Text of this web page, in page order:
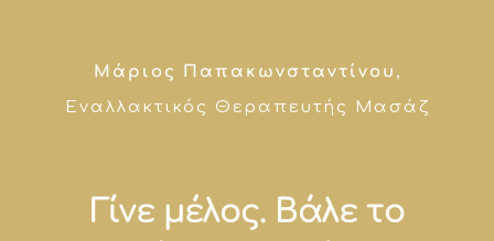
Μάριος Παπακωνσταντίνου ,
Εναλλακτικός Θεραπευτής Μασάζ
Γίνε μέλος. Βάλε το